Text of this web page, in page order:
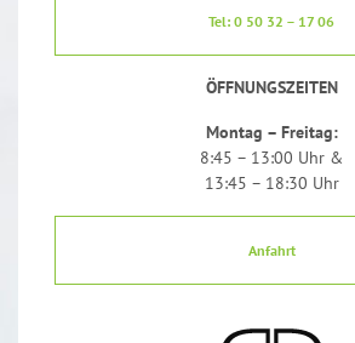
Tel: 0 50 32 – 17 06
ÖFFNUNGSZEITEN
Montag – Freitag:
8:45 – 13:00 Uhr &
13:45 – 18:30 Uhr
Anfahrt